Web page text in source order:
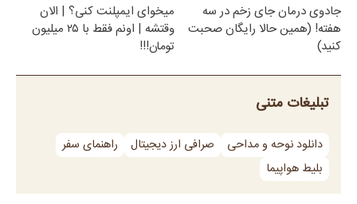
جادوی درمان جای زخم در سه
هفته! (همین حالا رایگان صحبت
کنید)
میخوای ایمپلنت کنی؟ | الان
وقتشه | اونم فقط با ۲۵ میلیون
تومان!!!
تبلیغات متنی
دانلود نوحه و مداحی صرافی ارز دیجیتال
راهنمای سفر
بلیط هواپیما